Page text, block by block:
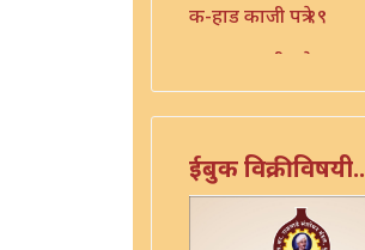
क-हाड काजी पत्रे १९
क-हाड काजी पत्रे २१
क-हाड काजी पत्रे २३
क-हाड काजी पत्रे २४
क-हाड काजी पत्रे २५
ईबुक विक्रीविषयी..